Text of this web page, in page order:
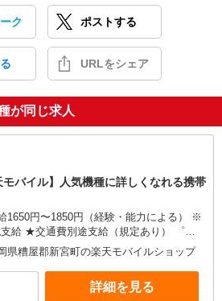
ク ポストする
URLをシェア
が同じ求人
モバイル】人気機種に詳しくなれる携帯
1650円〜1850円（経験・能力による） ※
給 ★交通費別途支給（規定あり） ゜
○。・゜+゜・。○。・゜+゜ 入社祝い金10
友達を紹介頂くと, インセンテ
2回払い・週払い可能（規程
・。○。・゜+゜・。○。・゜+゜
県糟屋郡新宮町の楽天モバイルショップ
詳細を見る